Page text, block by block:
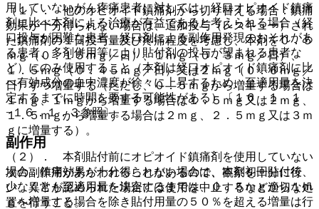
用していないがん疼痛患者に対しては、経口オピオイド鎮痛
剤に比べ本剤による治療が有益であると考えられる場合（経
口投与が困難な患者、経口剤による副作用発現のおそれがあ
る患者、多剤併用等により貼付剤の投与が望まれる患者な
ど）にのみ使用すること（本剤は経口オピオイド鎮痛剤に比
べ有効成分の血中濃度が徐々に上昇するため、至適用量を決
定するまでに時間を要する可能性がある）〔１６．１．１
−１６．１．３参照〕。
副作用
次の副作用があらわれることがあるので、観察を十分に行
い、異常が認められた場合には使用を中止するなど適切な処
置を行うこと。
（１）． 他のオピオイド鎮痛剤から切り替える場合：鎮痛
効果が十分得られない場合は、追加投与（レスキュー）され
た鎮痛剤の１日投与量及び疼痛程度を考慮し、本剤を０．５
ｍｇ（０．１５ｍｇ／日）、１ｍｇ（０．３ｍｇ／日）、
１．５ｍｇ（０．４５ｍｇ／日）又は２ｍｇ（０．６ｍｇ／
日）ずつ増量する（ただし、０．５ｍｇから増量する場合は
１ｍｇ、１ｍｇから増量する場合は１．５ｍｇ又は２ｍｇ、
１．５ｍｇから増量する場合は２ｍｇ、２．５ｍｇ又は３ｍ
ｇに増量する）。
（２）． 本剤貼付前にオピオイド鎮痛剤を使用していない
場合：鎮痛効果が十分得られない場合は、本剤初回貼付後、
少なくとも至適用量を決定するまでは、０．５ｍｇから１ｍ
ｇへ増量する場合を除き貼付用量の５０％を超える増量は行